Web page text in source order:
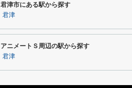
君津市にある駅から探す
君津
アニメートＳ周辺の駅から探す
君津